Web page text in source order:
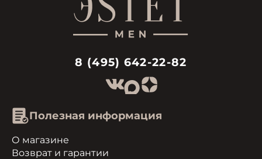
8 (495) 642-22-82
Полезная информация
О магазине
Возврат и гарантии